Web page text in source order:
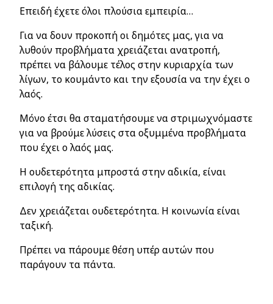
Επειδή έχετε όλοι πλούσια εμπειρία…
Για να δουν προκοπή οι δημότες μας, για να
λυθούν προβλήματα χρειάζεται ανατροπή,
πρέπει να βάλουμε τέλος στην κυριαρχία των
λίγων, το κουμάντο και την εξουσία να την έχει ο
λαός.
Μόνο έτσι θα σταματήσουμε να στριμωχνόμαστε
για να βρούμε λύσεις στα οξυμμένα προβλήματα
που έχει ο λαός μας.
Η ουδετερότητα μπροστά στην αδικία, είναι
επιλογή της αδικίας.
Δεν χρειάζεται ουδετερότητα. Η κοινωνία είναι
ταξική.
Πρέπει να πάρουμε θέση υπέρ αυτών που
παράγουν τα πάντα.